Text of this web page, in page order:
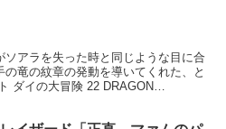
アラを失った時と同じような目に合
竜の紋章の発動を導いてくれた、と
ダイの大冒険 22 DRAGON